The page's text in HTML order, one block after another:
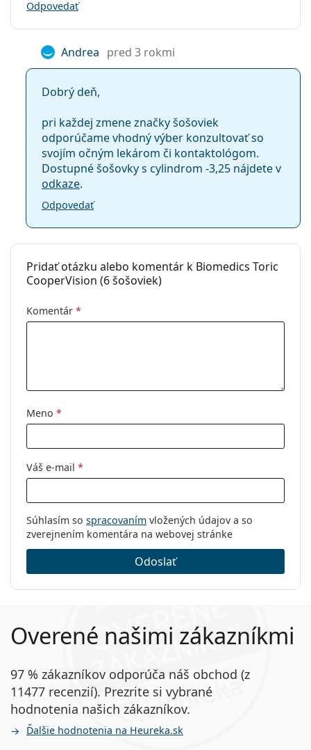
manipuláciu:
môže spať:
Výrobca:
CooperVision
krabičke:
6
Hmotnosť:
Ostatné
Kategória:
Mesačné
Tórické šošovky
Kontaktné šošovky
Odpovedať
Andrea pred 3 rokmi
Dobrý deň,
pri každej zmene značky šošoviek
odporúčame vhodný výber konzultovať so
svojím očným lekárom či kontaktológom.
Dostupné šošovky s cylindrom -3,25 nájdete v
odkaze.
Odpovedať
Pridať otázku alebo komentár k Biomedics Toric
CooperVision (6 šošoviek)
Komentár *
Meno *
Váš e-mail *
Súhlasím so spracovaním vložených údajov a so
zverejnením komentára na webovej stránke
Odoslať
Overené našimi zákazníkmi
97 % zákazníkov odporúča náš obchod (z
11477 recenzií). Prezrite si vybrané
hodnotenia našich zákazníkov.
Ďalšie hodnotenia na Heureka.sk